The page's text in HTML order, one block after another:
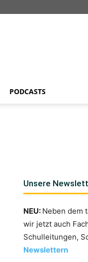
PODCASTS
Unsere
NEU: Neben dem
wir jetzt auch
Schulleitungen,
Newslettern